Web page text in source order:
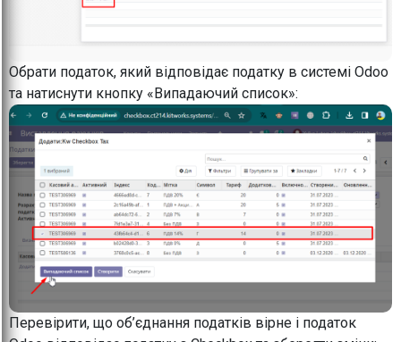
Обрати податок, який відповідає податку в системі Odoo
та натиснути кнопку «Випадаючий список»:
Перевірити, що об’єднання податків вірне і податок